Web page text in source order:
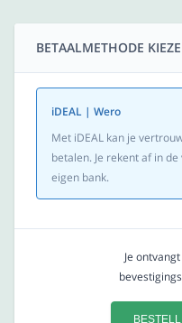
BETAALMETHODE
iDEAL | Wero
Met iDEAL kan je
betalen. Je rekent af in
eigen bank.
Je